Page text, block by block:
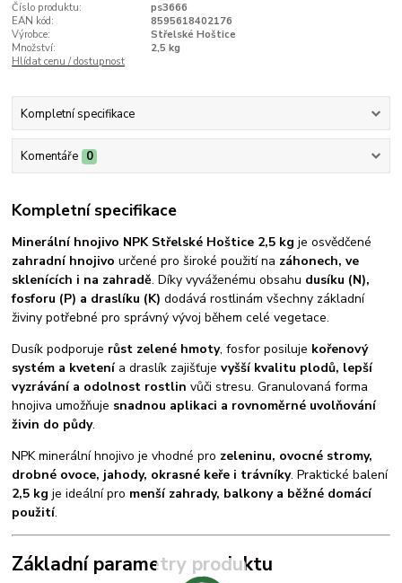
Číslo produktu:
ps3666
EAN kód:
8595618402176
Výrobce:
Střelské Hoštice
Množství:
2,5 kg
Hlídat cenu / dostupnost
Kompletní specifikace
Komentáře 0
Kompletní specifikace
Minerální hnojivo NPK Střelské Hoštice 2,5 kg je osvědčené
zahradní hnojivo určené pro široké použití na záhonech, ve
sklenících i na zahradě. Díky vyváženému obsahu dusíku (N),
fosforu (P) a draslíku (K) dodává rostlinám všechny základní
živiny potřebné pro správný vývoj během celé vegetace.
Dusík podporuje růst zelené hmoty, fosfor posiluje kořenový
systém a kvetenía draslík zajišťujevyšší kvalitu plodů, lepší
vyzrávání a odolnost rostlin vůči stresu. Granulovaná forma
hnojiva umožňuje snadnou aplikaci a rovnoměrné uvolňování
živin do půdy.
NPK minerální hnojivo je vhodné pro zeleninu, ovocné stromy,
drobné ovoce, jahody, okrasné keře i trávníky. Praktické balení
2,5 kg je ideální pro menší zahrady, balkony a běžné domácí
použití.
Základní parametry produktu